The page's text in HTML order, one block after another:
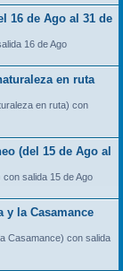
16 de Ago al 31 de
16 de Ago
en ruta
en ruta) con
(del 15 de Ago al
salida 15 de Ago
y la Casamance
Casamance) con salida